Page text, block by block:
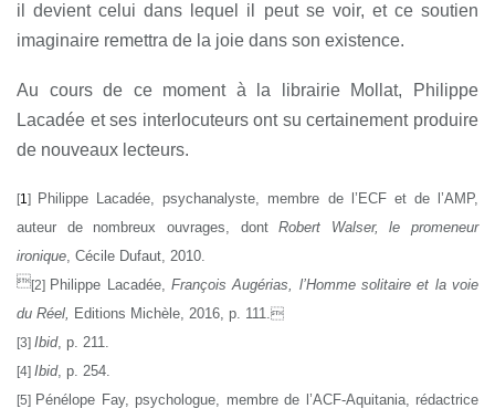
il devient celui dans lequel il peut se voir, et ce soutien
imaginaire remettra de la joie dans son existence.
Au cours de ce moment à la librairie Mollat, Philippe
Lacadée et ses interlocuteurs ont su certainement produire
de nouveaux lecteurs.
[1]
Philippe Lacadée, psychanalyste, membre de l’ECF et de l’AMP,
auteur de nombreux ouvrages, dontRobert Walser, le
promeneur
ironique, Cécile Dufaut, 2010.
[2] Philippe Lacadée,François Augérias, l’Homme solitaire et la voie
du Réel, Editions Michèle, 2016, p. 111.
[3] Ibid, p. 211.
[4] Ibid, p. 254.
[5] Pénélope Fay, psychologue, membre de l’ACF-Aquitania, rédactrice